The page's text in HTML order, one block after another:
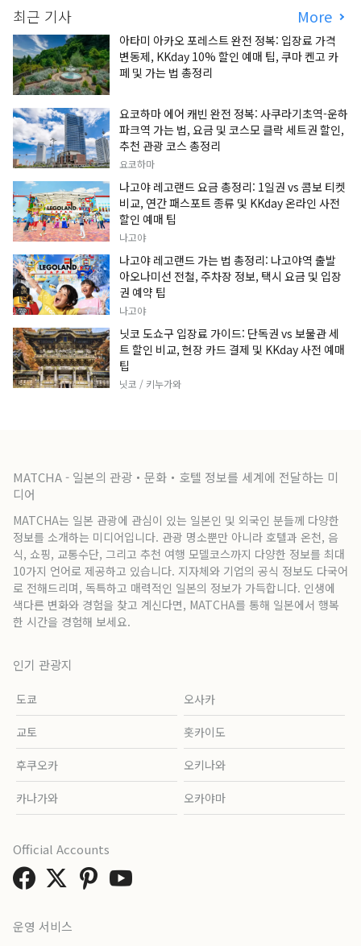
최근 기사 More
아타미 아카오 포레스트 완전 정복: 입장료 가격
변동제, KKday 10% 할인 예매 팁, 쿠마 켄고 카
페 및 가는 법 총정리
요코하마 에어 캐빈 완전 정복: 사쿠라기초역-운하
파크역 가는 법, 요금 및 코스모 클락 세트권 할인,
추천 관광 코스 총정리
요코하마
나고야 레고랜드 요금 총정리: 1일권 vs 콤보 티켓
비교, 연간 패스포트 종류 및 KKday 온라인 사전
할인 예매 팁
나고야
나고야 레고랜드 가는 법 총정리: 나고야역 출발
아오나미선 전철, 주차장 정보, 택시 요금 및 입장
권 예약 팁
나고야
닛코 도쇼구 입장료 가이드: 단독권 vs 보물관 세
트 할인 비교, 현장 카드 결제 및 KKday 사전 예매
팁
닛코 / 키누가와
MATCHA - 일본의 관광・문화・호텔 정보를 세계에 전달하는 미
디어
MATCHA는 일본 관광에 관심이 있는 일본인 및 외국인 분들께 다양한
정보를 소개하는 미디어입니다. 관광 명소뿐만 아니라 호텔과 온천, 음
식, 쇼핑, 교통수단, 그리고 추천 여행 모델코스까지 다양한 정보를 최대
10가지 언어로 제공하고 있습니다. 지자체와 기업의 공식 정보도 다국어
로 전해드리며, 독특하고 매력적인 일본의 정보가 가득합니다. 인생에
색다른 변화와 경험을 찾고 계신다면, MATCHA를 통해 일본에서 행복
한 시간을 경험해 보세요.
인기 관광지
도쿄 오사카
교토 홋카이도
후쿠오카 오키나와
카나가와 오카야마
운영 서비스
Official Accounts